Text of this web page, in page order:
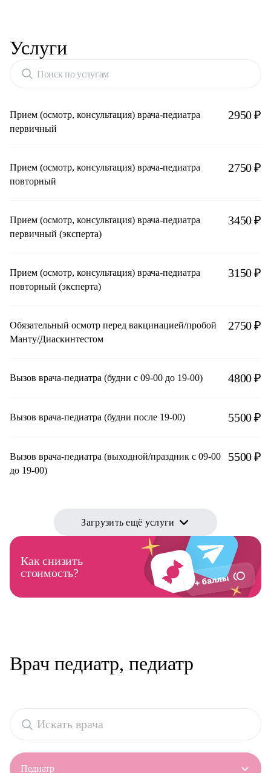
Услуги
Поиск по услугам
Прием (осмотр, консультация) врача-педиатра
первичный
2950 ₽
Прием (осмотр, консультация) врача-педиатра
повторный
2750 ₽
Прием (осмотр, консультация) врача-педиатра
первичный (эксперта)
3450 ₽
Прием (осмотр, консультация) врача-педиатра
повторный (эксперта)
3150 ₽
Обязательный осмотр перед вакцинацией/пробой
Манту/Диаскинтестом
2750 ₽
Вызов врача-педиатра (будни с 09-00 до 19-00) 4800 ₽
Вызов врача-педиатра (будни после 19-00) 5500 ₽
Вызов врача-педиатра (выходной/праздник с 09-00
до 19-00)
5500 ₽
Загрузить ещё услуги
Как снизить
стоимость?
Врач педиатр, педиатр
Педиатр